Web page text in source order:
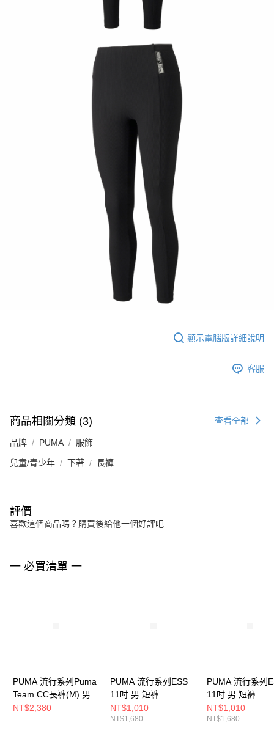
顯示電腦版詳細說明
客服
商品相關分類 (3) 查看全部
品牌 PUMA 服飾
兒童/青少年 下著 長褲
評價
喜歡這個商品嗎？購買後給他一個好評吧
一 必買清單 一
PUMA 流行系列Puma
Team CC長褲(M) 男
長褲 63094801
NT$2,380
PUMA 流行系列ESS
11吋 男 短褲
62965993
NT$1,010
NT$1,680
PUMA 流行系列
11吋 男 短褲
62965901
NT$1,010
NT$1,680